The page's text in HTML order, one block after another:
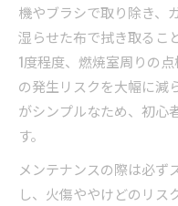
機やブラシで取り除き、
湿らせた布で拭き取るこ
1度程度、燃焼室周りの
の発生リスクを大幅に減
がシンプルなため、初心
す。
メンテナンスの際は必ず
し、火傷ややけどのリス